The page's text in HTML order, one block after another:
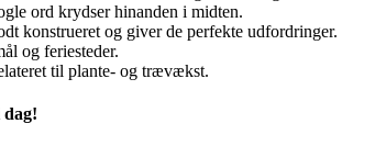
ord krydser hinanden i midten.
konstrueret og giver de perfekte udfordringer.
og feriesteder.
til plante- og trævækst.